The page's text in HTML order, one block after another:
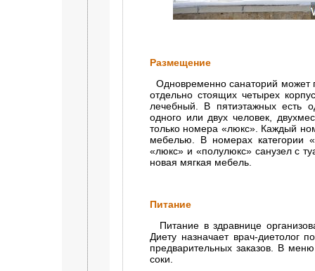
Размещение
Одновременно санаторий может
отдельно стоящих четырех
лечебный. В пятиэтажных есть
одного или двух человек,
только номера «люкс». Каждый
мебелью. В номерах категории
«люкс» и «полулюкс» санузел с
новая мягкая мебель.
Питание
Питание в здравнице
Диету назначает врач-диетолог
предварительных заказов. В
соки.